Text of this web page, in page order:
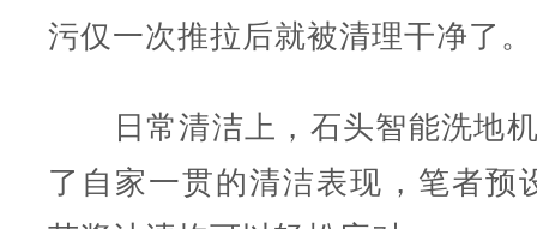
污仅一次推拉后就被清理干净了。
日常清洁上，石头智能洗地机
了自家一贯的清洁表现，笔者预